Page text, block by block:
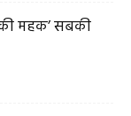
महक’ सबकी